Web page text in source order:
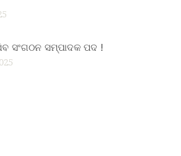
ସଂଗଠନ ସମ୍ପାଦକ ପଦ !